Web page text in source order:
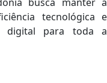
tecnológica e
digital para toda a